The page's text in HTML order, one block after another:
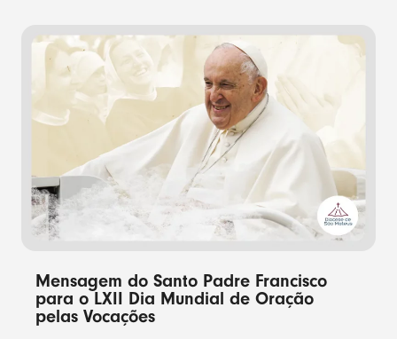
Mensagem do Santo Padre Francisco
para o LXII Dia Mundial de Oração
pelas Vocações